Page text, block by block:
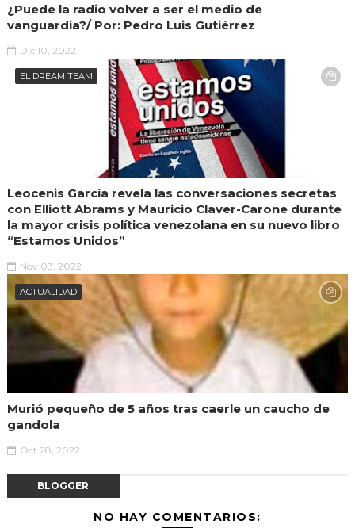
¿Puede la radio volver a ser el medio de
vanguardia?/ Por: Pedro Luis Gutiérrez
Dic 10, 2022
EL DREAM TEAM
Leocenis García revela las conversaciones secretas
con Elliott Abrams y Mauricio Claver-Carone durante
la mayor crisis política venezolana en su nuevo libro
“Estamos Unidos”
Nov 03, 2022
ACTUALIDAD
Murió pequeño de 5 años tras caerle un caucho de
gandola
Oct 28, 2022
BLOGGER
NO HAY COMENTARIOS: